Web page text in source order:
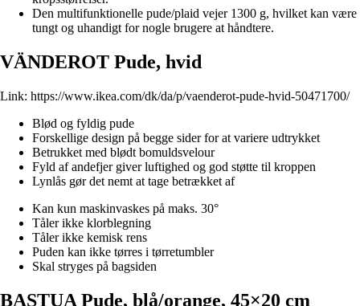
Den multifunktionelle pude/plaid vejer 1300 g, hvilket kan være
tungt og uhandigt for nogle brugere at håndtere.
VÄNDEROT Pude, hvid
Link: https://www.ikea.com/dk/da/p/vaenderot-pude-hvid-50471700/
Blød og fyldig pude
Forskellige design på begge sider for at variere udtrykket
Betrukket med blødt bomuldsvelour
Fyld af andefjer giver luftighed og god støtte til kroppen
Lynlås gør det nemt at tage betrækket af
Kan kun maskinvaskes på maks. 30°
Tåler ikke klorblegning
Tåler ikke kemisk rens
Puden kan ikke tørres i tørretumbler
Skal stryges på bagsiden
BASTUA Pude, blå/orange, 45×20 cm